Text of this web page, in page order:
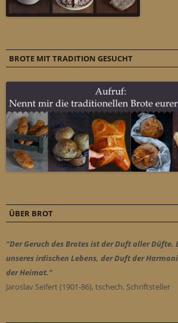
BROTE MIT TRADITION GESUCHT
ÜBER BROT
"Der Geruch des Brotes ist der Duft aller Düfte.
unseres irdischen Lebens, der Duft der
der Heimat."
Jaroslav Seifert (1901-86), tschech. Schriftsteller